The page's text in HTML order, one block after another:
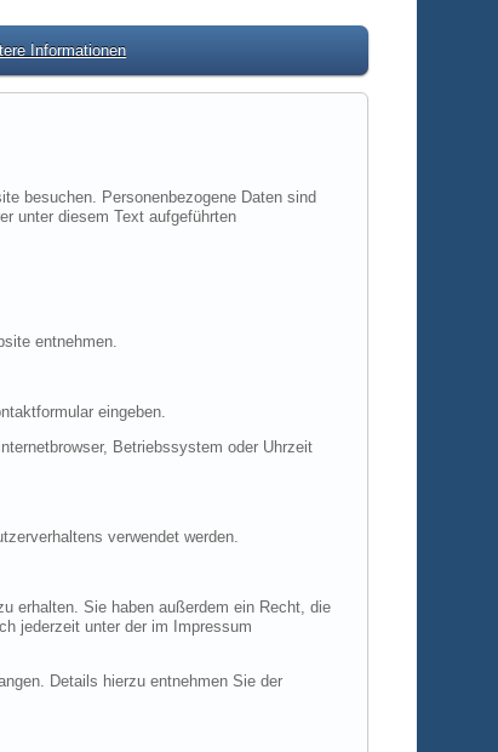
Informationen
besuchen. Personenbezogene Daten sind
unter diesem Text aufgeführten
entnehmen.
eingeben.
Betriebssystem oder Uhrzeit
verwendet werden.
erhalten. Sie haben außerdem ein Recht, die
jederzeit unter der im Impressum
Details hierzu entnehmen Sie der